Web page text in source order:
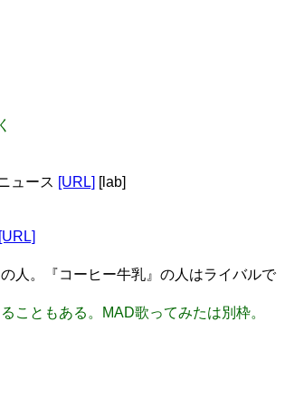
ュース [URL] [lab]
[URL]
人。『コーヒー牛乳』の人はライバルで
こともある。MAD歌ってみたは別枠。